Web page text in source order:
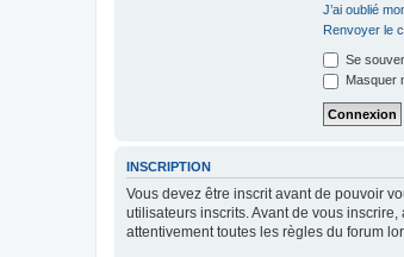
J’ai oublié
Renvoyer le
Se
Masquer
INSCRIPTION
Vous devez être inscrit avant de pouvoir
utilisateurs inscrits. Avant de vous
attentivement toutes les règles du forum